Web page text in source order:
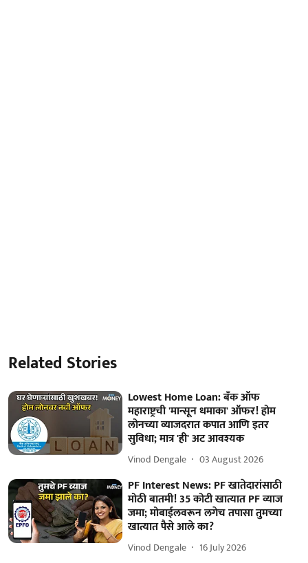
Related Stories
Lowest Home Loan: बँक ऑफ
महाराष्ट्रची 'मान्सून धमाका' ऑफर! होम
लोनच्या व्याजदरात कपात आणि इतर
सुविधा; मात्र 'ही' अट आवश्यक
Vinod Dengale 03 August 2026
PF Interest News: PF खातेदारांसाठी
मोठी बातमी! 35 कोटी खात्यात PF व्याज
जमा; मोबाईलवरून लगेच तपासा तुमच्या
खात्यात पैसे आले का?
Vinod Dengale 16 July 2026